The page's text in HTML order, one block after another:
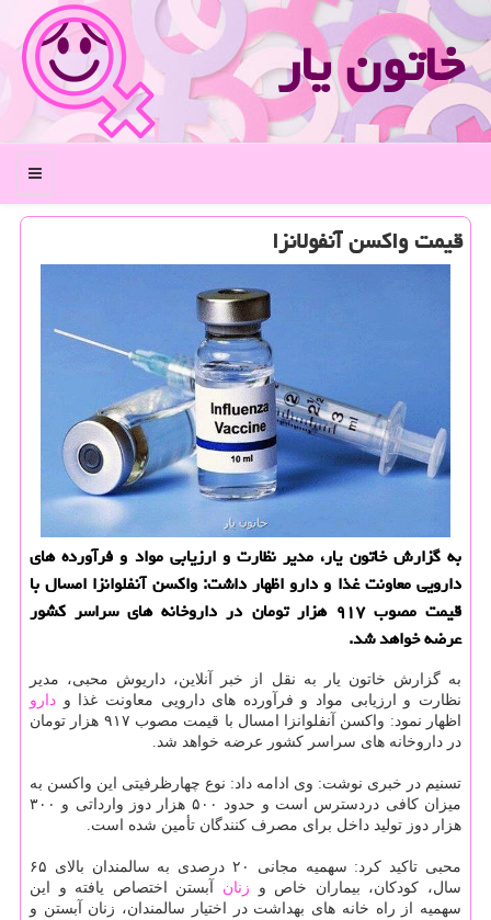
خاتون یار
منو
قیمت واکسن آنفولانزا
به گزارش خاتون یار، مدیر نظارت و ارزیابی مواد و فرآورده های
دارویی معاونت غذا و دارو اظهار داشت: واکسن آنفلوانزا امسال با
قیمت مصوب ۹۱۷ هزار تومان در داروخانه های سراسر کشور
عرضه خواهد شد.
به گزارش خاتون یار به نقل از خبر آنلاین، داریوش محبی، مدیر
نظارت و ارزیابی مواد و فرآورده های دارویی معاونت غذا و دارو
اظهار نمود: واکسن آنفلوانزا امسال با قیمت مصوب ۹۱۷ هزار تومان
در داروخانه های سراسر کشور عرضه خواهد شد.
تسنیم در خبری نوشت: وی ادامه داد: نوع چهارظرفیتی این واکسن به
میزان کافی دردسترس است و حدود ۵۰۰ هزار دوز وارداتی و ۳۰۰
هزار دوز تولید داخل برای مصرف کنندگان تأمین شده است.
محبی تاکید کرد: سهمیه مجانی ۲۰ درصدی به سالمندان بالای ۶۵
سال، کودکان، بیماران خاص و زنان آبستن اختصاص یافته و این
سهمیه از راه خانه های بهداشت در اختیار سالمندان، زنان آبستن و